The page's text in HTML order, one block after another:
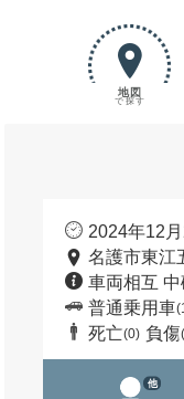
地図
で探す
2024年12
名護市東江
車両相互
普通乗用車
死亡(0) 負傷
他